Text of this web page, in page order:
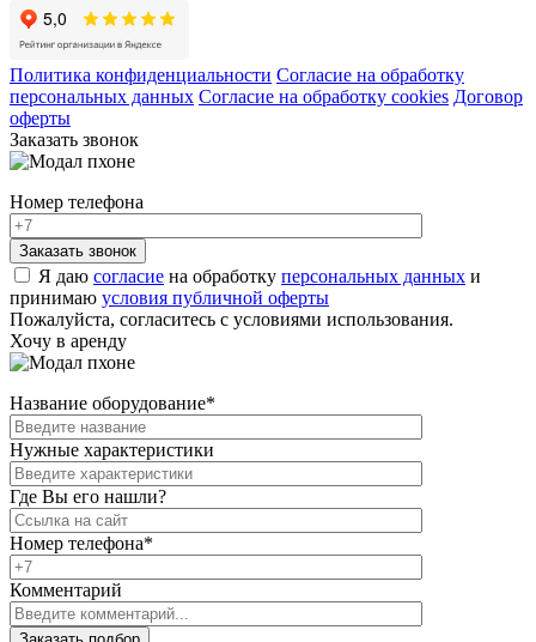
Политика конфиденциальности Согласие на обработку
персональных данных Согласие на обработку cookies Договор
оферты
Заказать звонок
Номер телефона
Я даю согласие на обработку персональных данных и
принимаю условия публичной оферты
Пожалуйста, согласитесь с условиями использования.
Хочу в аренду
Название оборудование*
Нужные характеристики
Где Вы его нашли?
Номер телефона*
Комментарий